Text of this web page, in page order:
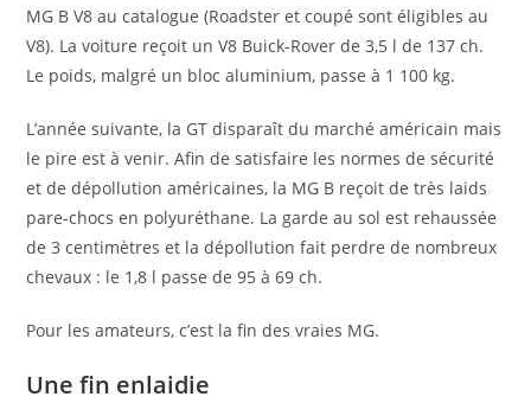
MG B V8 au catalogue (Roadster et coupé sont éligibles au
V8). La voiture reçoit un V8 Buick-Rover de 3,5 l de 137 ch.
Le poids, malgré un bloc aluminium, passe à 1 100 kg.
L’année suivante, la GT disparaît du marché américain mais
le pire est à venir. Afin de satisfaire les normes de sécurité
et de dépollution américaines, la MG B reçoit de très laids
pare-chocs en polyuréthane. La garde au sol est rehaussée
de 3 centimètres et la dépollution fait perdre de nombreux
chevaux : le 1,8 l passe de 95 à 69 ch.
Pour les amateurs, c’est la fin des vraies MG.
Une fin enlaidie